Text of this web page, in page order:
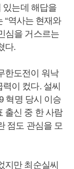
있는데 해답을
“역사는 현재와
심을 거스르는
다.
한도전이 워낙
이 컸다. 설씨
혁명 당시 이승
출신 중 한 사람
점도 관심을 모
지만 최순실씨